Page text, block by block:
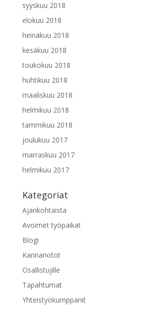
syyskuu 2018
elokuu 2018
heinäkuu 2018
kesäkuu 2018
toukokuu 2018
huhtikuu 2018
maaliskuu 2018
helmikuu 2018
tammikuu 2018
joulukuu 2017
marraskuu 2017
helmikuu 2017
Kategoriat
Ajankohtaista
Avoimet työpaikat
Blogi
Kannanotot
Osallistujille
Tapahtumat
Yhteistyökumppanit